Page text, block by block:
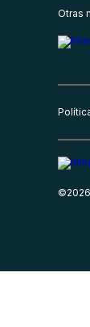
Otras
©2026